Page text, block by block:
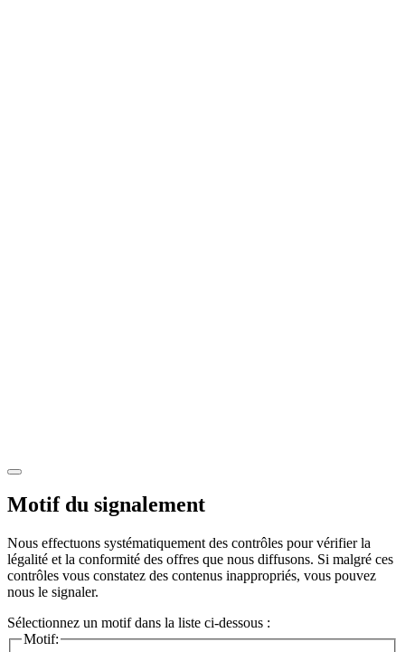
Motif du signalement
Nous effectuons systématiquement des contrôles pour vérifier la
légalité et la conformité des offres que nous diffusons. Si malgré ces
contrôles vous constatez des contenus inappropriés, vous pouvez
nous le signaler.
Sélectionnez un motif dans la liste ci-dessous :
Motif: